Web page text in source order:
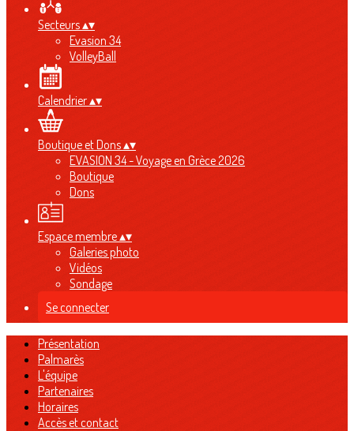
Secteurs▴▾
Evasion 34
VolleyBall
Calendrier▴▾
Boutique et Dons▴▾
EVASION 34 - Voyage en Grèce 2026
Boutique
Dons
Espace membre▴▾
Galeries photo
Vidéos
Sondage
Se connecter
Présentation
Palmarès
L'équipe
Partenaires
Horaires
Accès et contact